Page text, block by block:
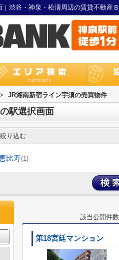
渋谷・神泉・松濤周辺の賃貸不動産
> JR湘南新宿ライン宇須の売買物件
駅選択画面
り込む
比寿(1)
該当公開件数
第18宮廷マンション